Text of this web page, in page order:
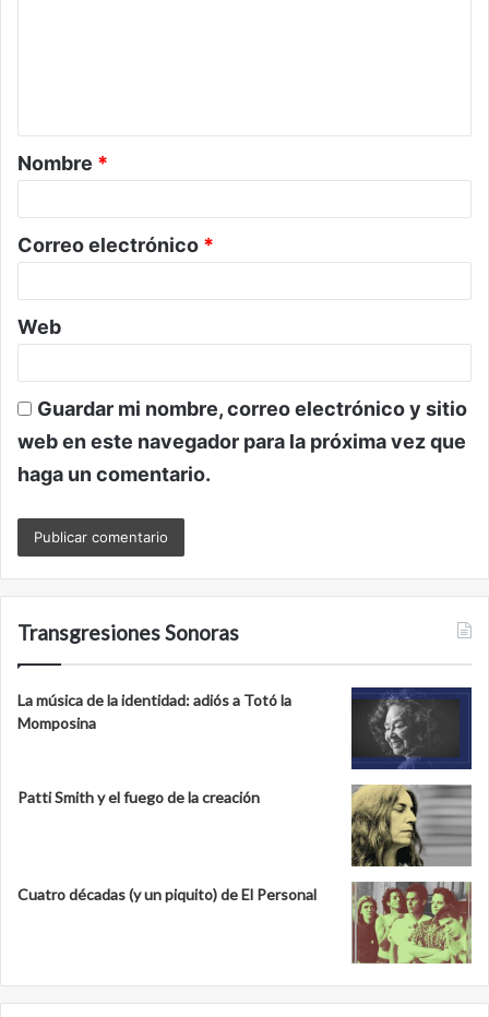
a
r
o
*
Nombre *
Correo electrónico *
Web
Guardar mi nombre, correo electrónico y sitio
web en este navegador para la próxima vez que
haga un comentario.
Transgresiones Sonoras
La música de la identidad: adiós a Totó la
Momposina
Patti Smith y el fuego de la creación
Cuatro décadas (y un piquito) de El Personal